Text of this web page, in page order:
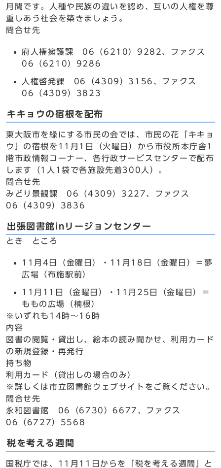
月間です。人種や民族の違いを認め、互いの人権を尊
重しあう社会を築きましょう。
問合せ先
府人権擁護課 06（6210）9282、ファクス
06（6210）9286
人権啓発課 06（4309）3156、ファクス
06（4309）3823
キキョウの宿根を配布
東大阪市を緑にする市民の会では、市民の花「キキョ
ウ」の宿根を11月1日（火曜日）から市役所本庁舎1
階市政情報コーナー、各行政サービスセンターで配布
します（1人1袋で各施設先着300人）。
問合せ先
みどり景観課 06（4309）3227、ファクス
06（4309）3836
出張図書館inリージョンセンター
とき ところ
11月4日（金曜日）・11月18日（金曜日）＝夢
広場（布施駅前）
11月11日（金曜日）・11月25日（金曜日）＝
ももの広場（楠根）
※いずれも14時～16時
内容
図書の閲覧・貸出し、絵本の読み聞かせ、利用カード
の新規登録・再発行
持ち物
利用カード（貸出しの場合のみ）
※詳しくは市立図書館ウェブサイトをご覧ください。
問合せ先
永和図書館 06（6730）6677、ファクス
06（6727）5568
税を考える週間
国税庁では、11月11日からを「税を考える週間」と